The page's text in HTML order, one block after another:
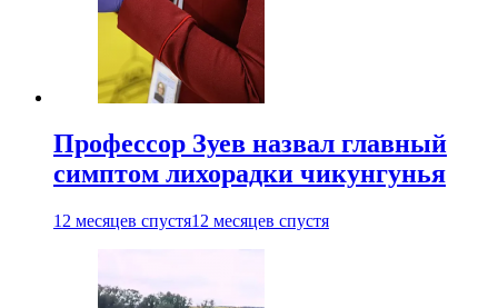
Профессор Зуев назвал главный
симптом лихорадки чикунгунья
12 месяцев спустя12 месяцев спустя